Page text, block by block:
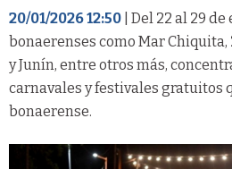
20/01/2026 12:50 | Del 22 al 29
bonaerenses como Mar Chiquita,
y Junín, entre otros más,
carnavales y festivales gratuitos
bonaerense.